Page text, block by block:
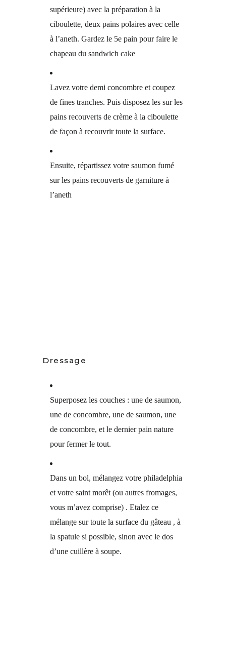
supérieure) avec la préparation à la
ciboulette, deux pains polaires avec celle
à l’aneth. Gardez le 5e pain pour faire le
chapeau du sandwich cake
Lavez votre demi concombre et coupez
de fines tranches. Puis disposez les sur les
pains recouverts de crème à la ciboulette
de façon à recouvrir toute la surface.
Ensuite, répartissez votre saumon fumé
sur les pains recouverts de garniture à
l’aneth
Dressage
Superposez les couches : une de saumon,
une de concombre, une de saumon, une
de concombre, et le dernier pain nature
pour fermer le tout.
Dans un bol, mélangez votre philadelphia
et votre saint morêt (ou autres fromages,
vous m’avez comprise) . Etalez ce
mélange sur toute la surface du gâteau , à
la spatule si possible, sinon avec le dos
d’une cuillère à soupe.